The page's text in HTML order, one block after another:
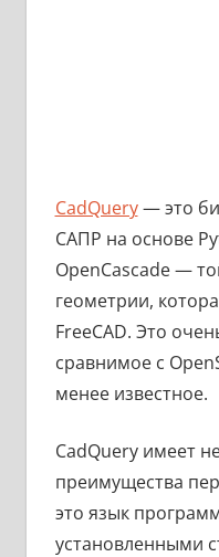
CadQuery— это
САПР на основе
OpenCascade —
геометрии,
FreeCAD. Это
сравнимое с
менее известное.
CadQuery имеет
преимущества
это язык
установленными